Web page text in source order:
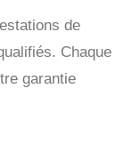
de
Chaque
garantie